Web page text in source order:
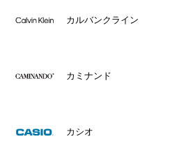
カルバンクライン
カミナンド
カシオ